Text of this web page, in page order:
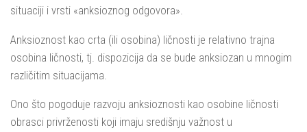
situaciji i vrsti «anksioznog odgovora».
Anksioznost kao crta (ili osobina) ličnosti je relativno trajna
osobina ličnosti, tj. dispozicija da se bude anksiozan u mnogim
različitim situacijama.
Ono što pogoduje razvoju anksioznosti kao osobine ličnosti
obrasci privrženosti koji imaju središnju važnost u